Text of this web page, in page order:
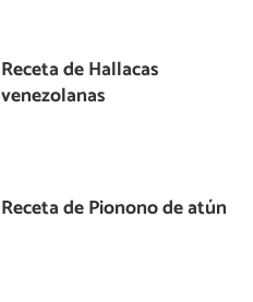
Receta de Hallacas
venezolanas
Receta de Pionono de atún